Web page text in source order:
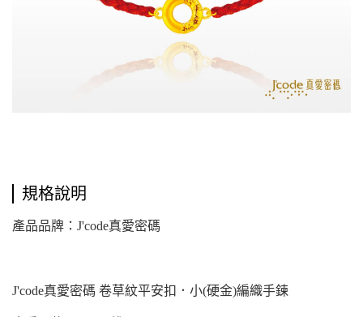
規格說明
產品品牌：J'code真愛密碼
J'code真愛密碼 卷草紋平安扣．小(硬金)編織手鍊